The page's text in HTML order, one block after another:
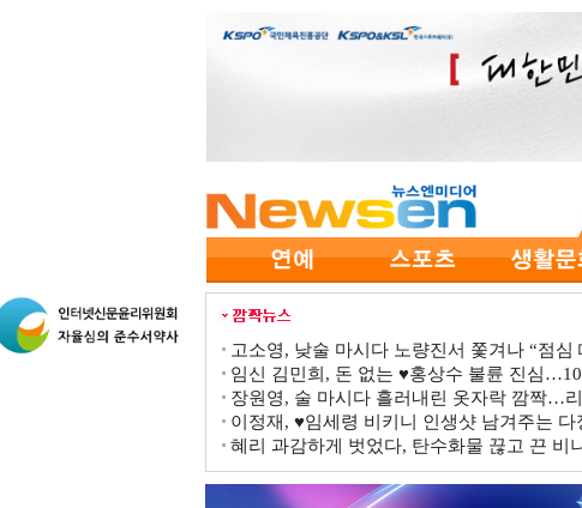
고소영, 낮술 마시다 노량진서 쫓겨나 “점심
임신 김민희, 돈 없는 ♥홍상수 불륜 진심
장원영, 술 마시다 흘러내린 옷자락 깜짝…
이정재, ♥임세령 비키니 인생샷 남겨주는
혜리 과감하게 벗었다, 탄수화물 끊고 끈 비